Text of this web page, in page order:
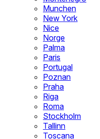
Munchen
New York
Nice
Norge
Palma
Paris
Portugal
Poznan
Praha
Riga
Roma
Stockholm
Tallinn
Toscana